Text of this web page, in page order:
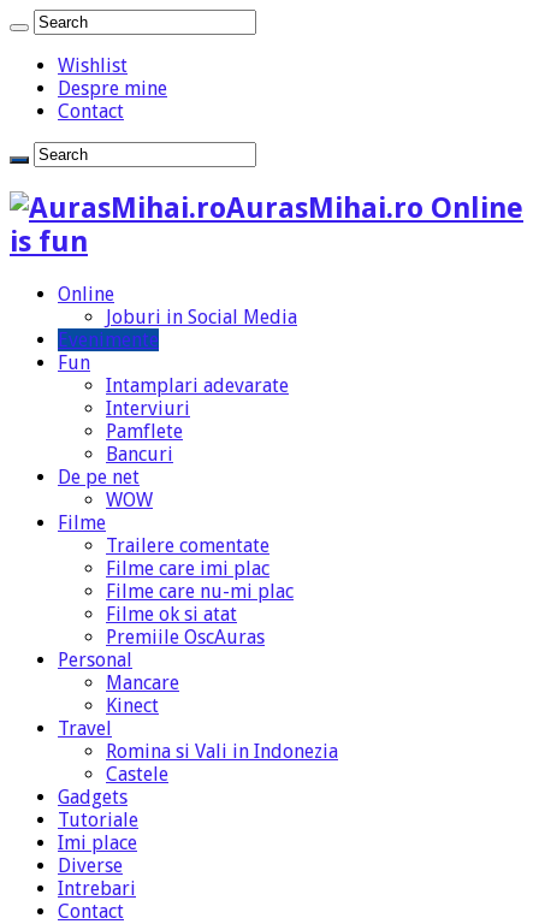
Wishlist
Despre mine
Contact
AurasMihai.ro Online
is fun
Online
Joburi in Social Media
Evenimente
Fun
Intamplari adevarate
Interviuri
Pamflete
Bancuri
De pe net
WOW
Filme
Trailere comentate
Filme care imi plac
Filme care nu-mi plac
Filme ok si atat
Premiile OscAuras
Personal
Mancare
Kinect
Travel
Romina si Vali in Indonezia
Castele
Gadgets
Tutoriale
Imi place
Diverse
Intrebari
Contact